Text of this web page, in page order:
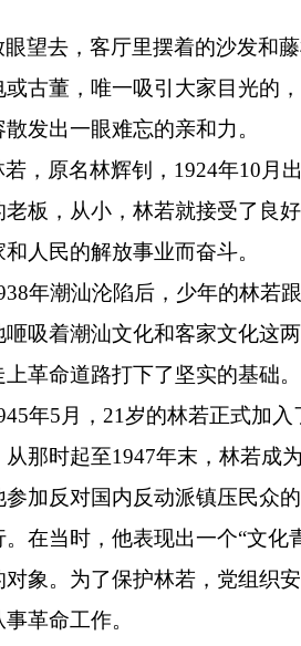
眼望去，客厅里摆着的沙发和
或古董，唯一吸引大家目光的
散发出一眼难忘的亲和力。
若，原名林辉钊， 1924年10月
老板，从小，林若就接受了良
和人民的解放事业而奋斗。
年潮汕沦陷后，少年的林若
咂吸着潮汕文化和客家文化这
上革命道路打下了坚实的基础。
年5月，21岁的林若正式加
从那时起至1947年末，林若成
参加反对国内反动派镇压民众
。在当时，他表现出一个“文
对象。为了保护林若，党组织
革命工作。